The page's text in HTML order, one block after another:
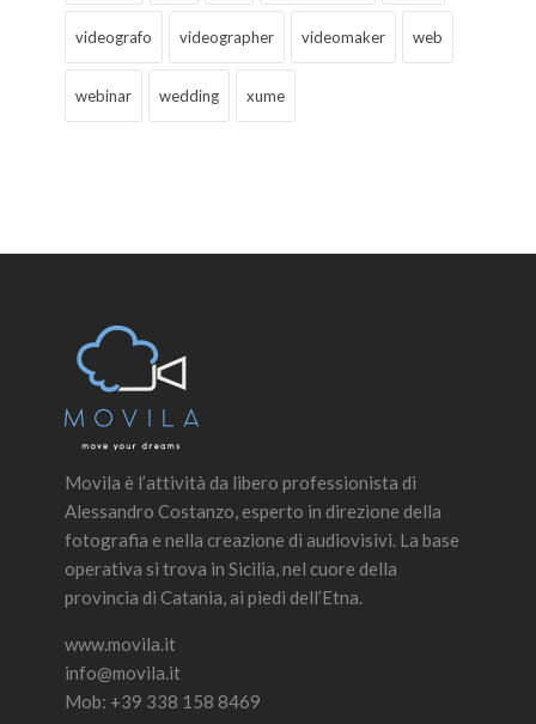
videografo videographer videomaker web
webinar wedding xume
Movila è l’attività da libero professionista di
Alessandro Costanzo, esperto in direzione della
fotografia e nella creazione di audiovisivi. La base
operativa si trova in Sicilia, nel cuore della
provincia di Catania, ai piedi dell’Etna.
www.movila.it
info@movila.it
Mob: +39 338 158 8469